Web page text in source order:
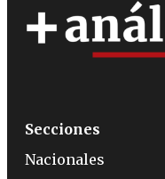
Secciones
Nacionales